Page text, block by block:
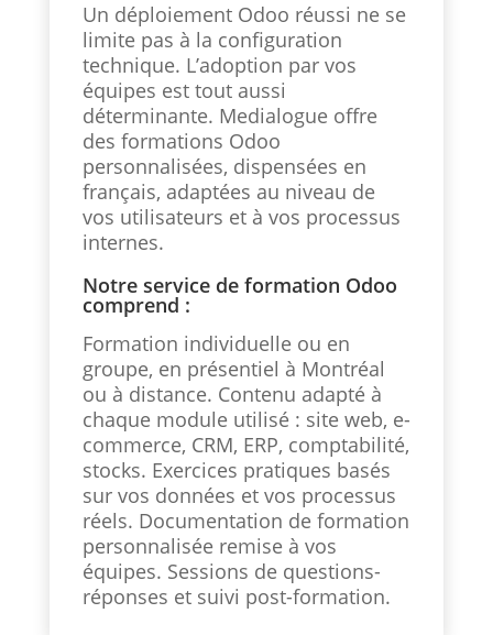
Un déploiement Odoo réussi ne se
limite pas à la configuration
technique. L’adoption par vos
équipes est tout aussi
déterminante. Medialogue offre
des formations Odoo
personnalisées, dispensées en
français, adaptées au niveau de
vos utilisateurs et à vos processus
internes.
Notre service de formation Odoo
comprend :
Formation individuelle ou en
groupe, en présentiel à Montréal
ou à distance. Contenu adapté à
chaque module utilisé : site web, e-
commerce, CRM, ERP, comptabilité,
stocks. Exercices pratiques basés
sur vos données et vos processus
réels. Documentation de formation
personnalisée remise à vos
équipes. Sessions de questions-
réponses et suivi post-formation.